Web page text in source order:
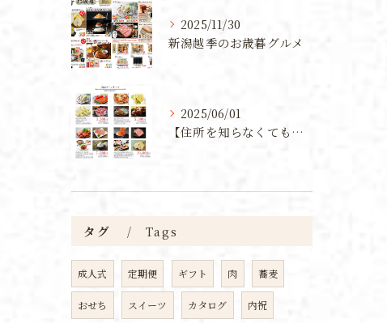
2025/11/30
新潟越季のお歳暮グルメ
2025/06/01
【住所を知らなくても贈れる！新潟の魅力を詰め込んだカタログギフト】
タグ Tags
成人式 定期便 ギフト 肉 蕎麦
おせち スイーツ カタログ 内祝